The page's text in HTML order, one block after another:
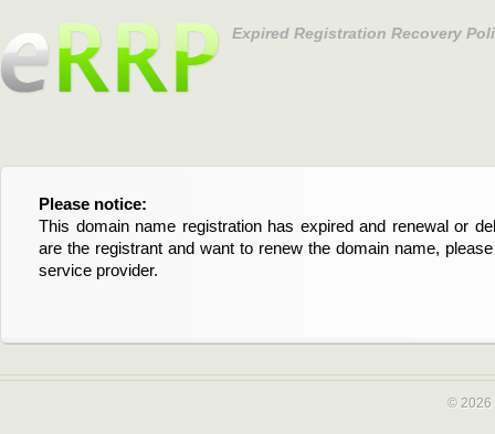
Expired Registration Recovery
Please notice:
This domain name registration has expired and renewal or
are the registrant and want to renew the domain name,
service provider.
Bitte beachten Sie:
Diese Domainregistrierung ist abgelaufen und die
Domain stehen an. Wenn Sie der Registrant sind und
verlängern möchten, kontaktieren Sie bitte Ihren Service-
© 2026